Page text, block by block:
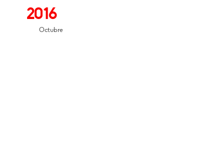
2016
Octubre